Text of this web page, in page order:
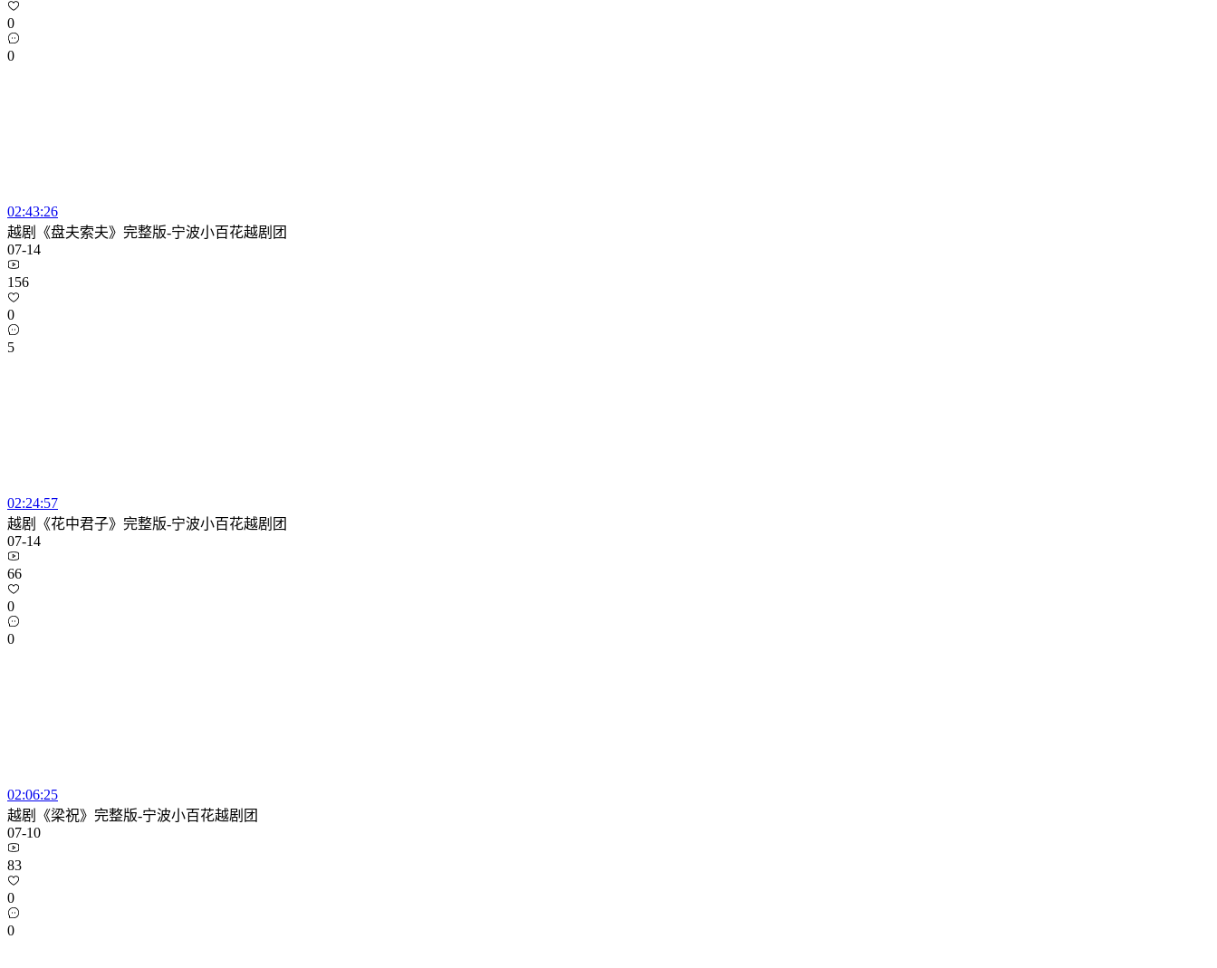
0
0
02:43:26
越剧《盘夫索夫》完整版-宁波小百花越剧团
07-14
156
0
5
02:24:57
越剧《花中君子》完整版-宁波小百花越剧团
07-14
66
0
0
02:06:25
越剧《梁祝》完整版-宁波小百花越剧团
07-10
83
0
0